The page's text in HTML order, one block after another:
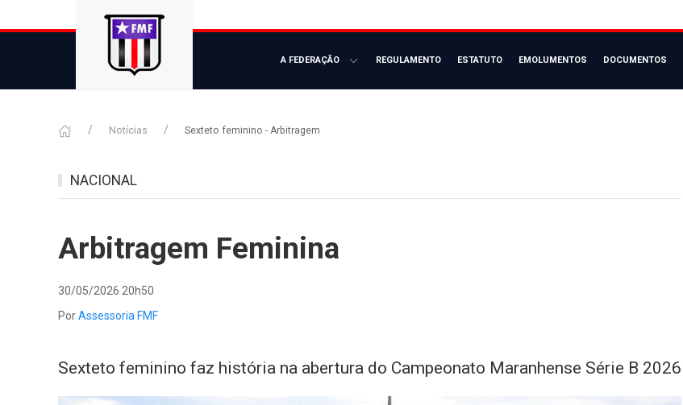
A FEDERAÇÃO REGULAMENTO ESTATUTO EMOLUMENTOS DOCUMENTOS
Notícias Sexteto feminino - Arbitragem
NACIONAL
Arbitragem Feminina
30/05/2026 20h50
PorAssessoria FMF
Sexteto feminino faz história na abertura do Campeonato Maranhense Série B 2026